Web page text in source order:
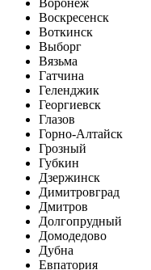
Воскресенск
Воткинск
Выборг
Вязьма
Гатчина
Геленджик
Георгиевск
Глазов
Горно-Алтайск
Грозный
Губкин
Дзержинск
Димитровград
Дмитров
Долгопрудный
Домодедово
Дубна
Евпатория